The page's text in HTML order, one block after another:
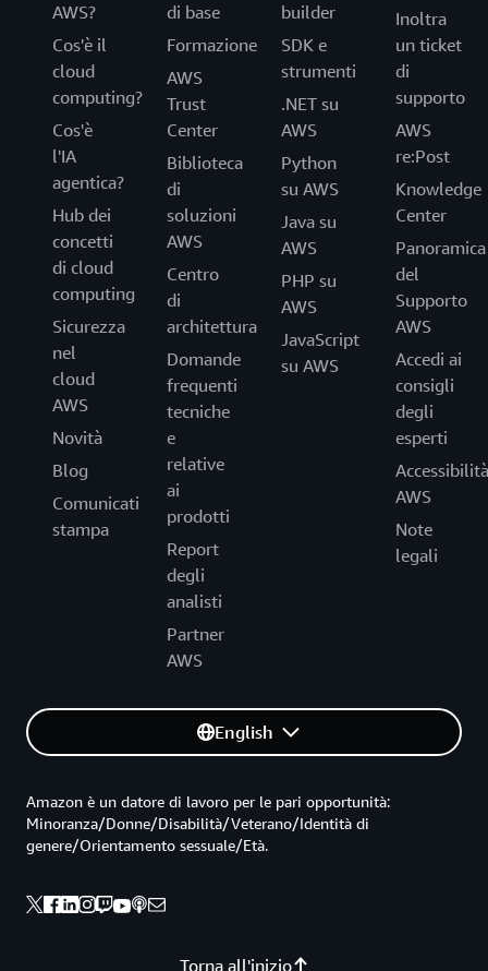
AWS?
Cos'è il
cloud
computing?
Cos'è
l'IA
agentica?
Hub dei
concetti
di cloud
computing
Sicurezza
nel
cloud
AWS
Novità
Blog
Comunicati
stampa
di base
Formazione
AWS
Trust
Center
Biblioteca
di
soluzioni
AWS
Centro
di
architettura
Domande
frequenti
tecniche
e
relative
ai
prodotti
Report
degli
analisti
Partner
AWS
builder
SDK e
strumenti
.NET su
AWS
Python
su AWS
Java su
AWS
PHP su
AWS
JavaScript
su AWS
Inoltra
un ticket
di
supporto
AWS
re:Post
Knowledge
Center
Panoramica
del
Supporto
AWS
Accedi ai
consigli
degli
esperti
Accessibilità
AWS
Note
legali
English
Torna all'inizio
Amazon è un datore di lavoro per le pari opportunità:
Minoranza/Donne/Disabilità/Veterano/Identità di
genere/Orientamento sessuale/Età.